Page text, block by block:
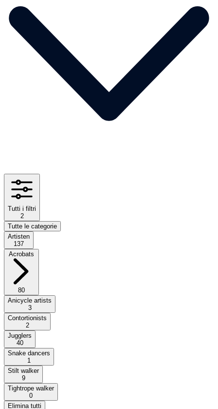
Tutti i filtri
2
Tutte le categorie
Artisten
137
80
Anicycle artists
3
Contortionists
2
Jugglers
40
Snake dancers
1
Stilt walker
9
Tightrope walker
0
Elimina tutti